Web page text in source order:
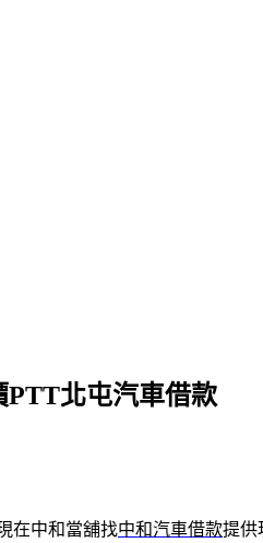
PTT北屯汽車借款
在中和當舖找中和汽車借款提供